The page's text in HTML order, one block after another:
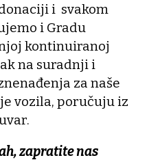
i svakom
i Gradu
kontinuiranoj
na suradnji i
za naše
vozila, poručuju iz
zapratite nas